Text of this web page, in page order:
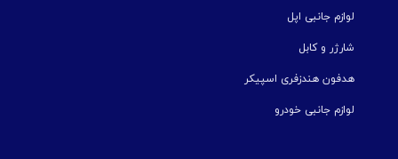
لوازم جانبی اپل
شارژر و کابل
هدفون هندزفری اسپیکر
لوازم جانبی خودرو